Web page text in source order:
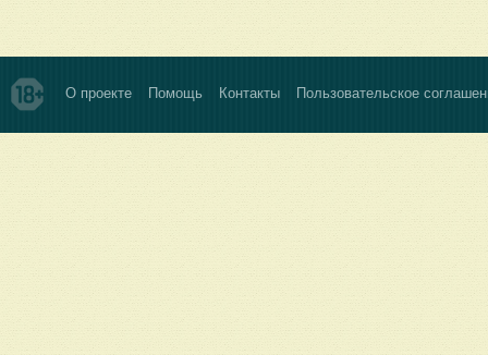
О проекте Помощь Контакты Пользовательское